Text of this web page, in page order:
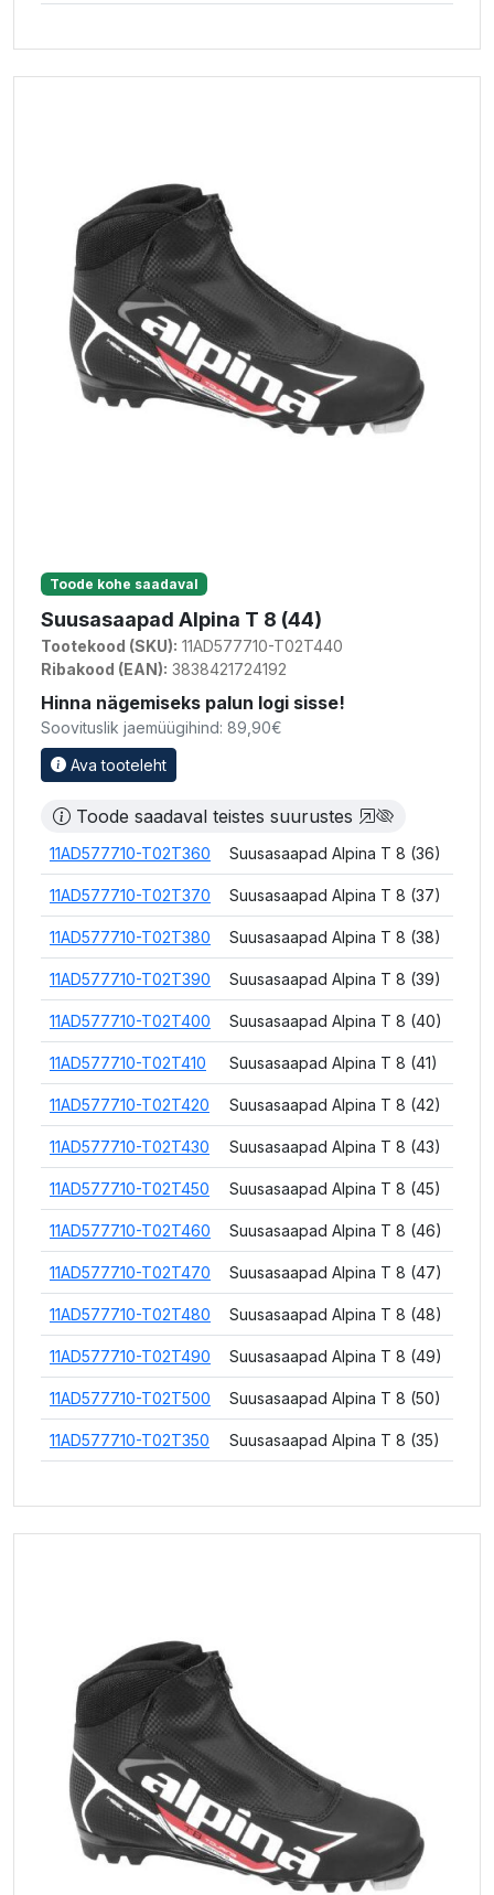
Toode kohe saadaval
Suusasaapad Alpina T 8 (44)
Tootekood (SKU): 11AD577710-T02T440
Ribakood (EAN): 3838421724192
Hinna nägemiseks palun logi sisse!
Soovituslik jaemüügihind: 89,90€
Ava tooteleht
Toode saadaval teistes suurustes
11AD577710-T02T360 Suusasaapad Alpina T 8 (36)
11AD577710-T02T370 Suusasaapad Alpina T 8 (37)
11AD577710-T02T380 Suusasaapad Alpina T 8 (38)
11AD577710-T02T390 Suusasaapad Alpina T 8 (39)
11AD577710-T02T400 Suusasaapad Alpina T 8 (40)
11AD577710-T02T410 Suusasaapad Alpina T 8 (41)
11AD577710-T02T420 Suusasaapad Alpina T 8 (42)
11AD577710-T02T430 Suusasaapad Alpina T 8 (43)
11AD577710-T02T450 Suusasaapad Alpina T 8 (45)
11AD577710-T02T460 Suusasaapad Alpina T 8 (46)
11AD577710-T02T470 Suusasaapad Alpina T 8 (47)
11AD577710-T02T480 Suusasaapad Alpina T 8 (48)
11AD577710-T02T490 Suusasaapad Alpina T 8 (49)
11AD577710-T02T500 Suusasaapad Alpina T 8 (50)
11AD577710-T02T350 Suusasaapad Alpina T 8 (35)